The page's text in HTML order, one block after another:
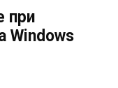
при
Windows